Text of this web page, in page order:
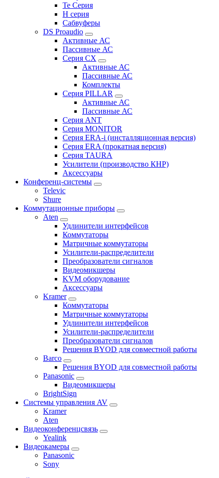
Te Серия
H серия
Сабвуферы
DS Proaudio
Активные АС
Пассивные АС
Серия CX
Активные АС
Пассивные АС
Комплекты
Серия PILLAR
Активные АС
Пассивные АС
Серия ANT
Серия MONITOR
Серия ERA-i (инсталляционная версия)
Серия ERA (прокатная версия)
Серия TAURA
Усилители (производство КНР)
Аксессуары
Конференц-системы
Televic
Shure
Коммутационные приборы
Aten
Удлинители интерфейсов
Коммутаторы
Матричные коммутаторы
Усилители-распределители
Преобразователи сигналов
Видеомикшеры
KVM оборудование
Аксессуары
Kramer
Коммутаторы
Матричные коммутаторы
Удлинители интерфейсов
Усилители-распределители
Преобразователи сигналов
Решения BYOD для совместной работы
Barco
Решения BYOD для совместной работы
Panasonic
Видеомикшеры
BrightSign
Системы управления AV
Kramer
Aten
Видеоконференцсвязь
Yealink
Видеокамеры
Panasonic
Sony